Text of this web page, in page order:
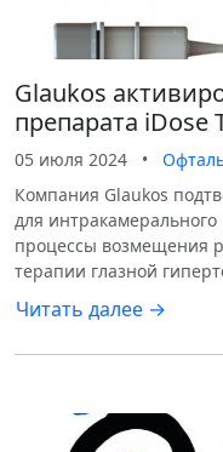
Glaukos
препарата iDose
05 июля 2024 •
Компания Glaukos
для
процессы возмещения
терапии глазной
Читать далее →